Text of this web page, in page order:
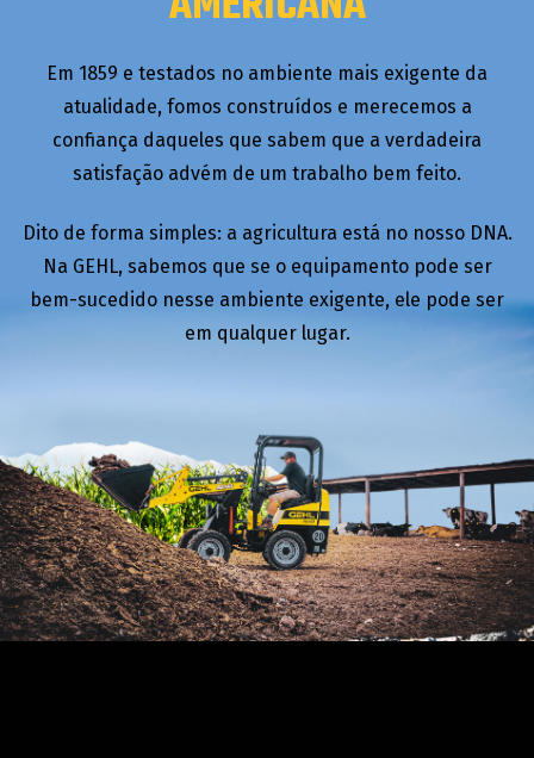
Em 1859 e testados no ambiente mais exigente da
atualidade, fomos construídos e merecemos a
confiança daqueles que sabem que a verdadeira
satisfação advém de um trabalho bem feito.
Dito de forma simples: a agricultura está no nosso DNA.
Na GEHL, sabemos que se o equipamento pode ser
bem-sucedido nesse ambiente exigente, ele pode ser
em qualquer lugar.